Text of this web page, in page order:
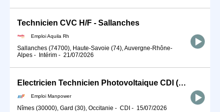
Technicien CVC H/F - Sallanches
Emploi Aquila Rh
Sallanches (74700), Haute-Savoie (74), Auvergne-Rhône-
Alpes - Intérim - 21/07/2026
Electricien Technicien Photovoltaique CDI (H/F) (H/F)
Emploi Manpower
Nîmes (30000), Gard (30), Occitanie - CDI - 15/07/2026